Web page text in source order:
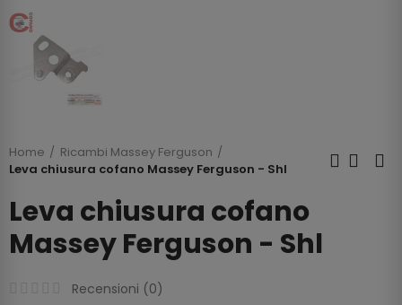
Home
Ricambi Massey Ferguson
Leva chiusura cofano Massey Ferguson - Shl
Leva chiusura cofano
Massey Ferguson - Shl
Recensioni (0)